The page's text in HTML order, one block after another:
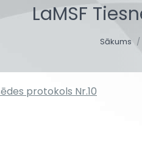
LaMSF
Sākums
protokols Nr.10